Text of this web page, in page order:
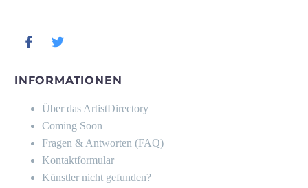
INFORMATIONEN
Über das ArtistDirectory
Coming Soon
Fragen & Antworten (FAQ)
Kontaktformular
Künstler nicht gefunden?